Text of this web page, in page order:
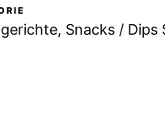
Snacks / Dips